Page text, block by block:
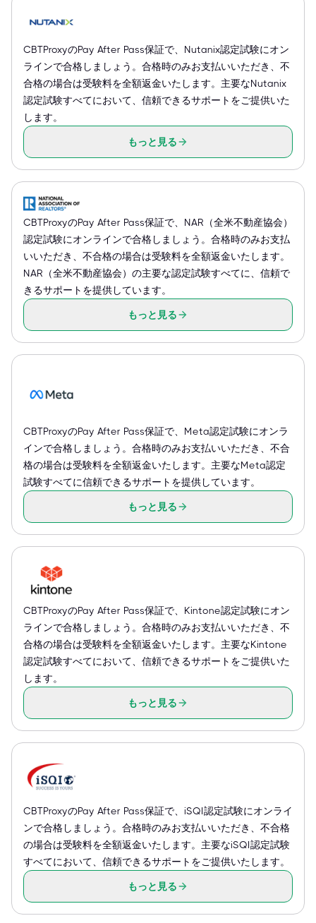
CBTProxyのPay After Pass保証で、Nutanix認定試験にオン
ラインで合格しましょう。合格時のみお支払いいただき、不
合格の場合は受験料を全額返金いたします。主要なNutanix
認定試験すべてにおいて、信頼できるサポートをご提供いた
します。
もっと見る
CBTProxyのPay After Pass保証で、NAR（全米不動産協会）
認定試験にオンラインで合格しましょう。合格時のみお支払
いいただき、不合格の場合は受験料を全額返金いたします。
NAR（全米不動産協会）の主要な認定試験すべてに、信頼で
きるサポートを提供しています。
もっと見る
CBTProxyのPay After Pass保証で、Meta認定試験にオンラ
インで合格しましょう。合格時のみお支払いいただき、不合
格の場合は受験料を全額返金いたします。主要なMeta認定
試験すべてに信頼できるサポートを提供しています。
もっと見る
CBTProxyのPay After Pass保証で、Kintone認定試験にオン
ラインで合格しましょう。合格時のみお支払いいただき、不
合格の場合は受験料を全額返金いたします。主要なKintone
認定試験すべてにおいて、信頼できるサポートをご提供いた
します。
もっと見る
CBTProxyのPay After Pass保証で、iSQI認定試験にオンライ
ンで合格しましょう。合格時のみお支払いいただき、不合格
の場合は受験料を全額返金いたします。主要なiSQI認定試験
すべてにおいて、信頼できるサポートをご提供いたします。
もっと見る